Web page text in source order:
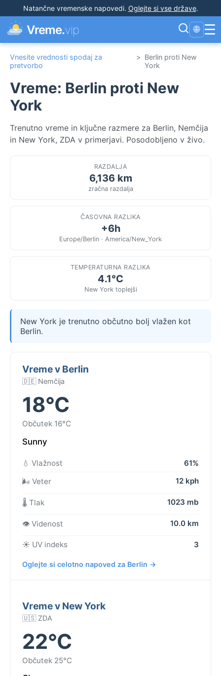
Natančne vremenske napovedi. Oglejte si vse države.
Vreme.vip 🌐 ☰
Vnesite vrednosti spodaj za
pretvorbo
> Berlin proti New
York
Vreme: Berlin proti New
York
Trenutno vreme in ključne razmere za Berlin, Nemčija
in New York, ZDA v primerjavi. Posodobljeno v živo.
RAZDALJA
6,136 km
zračna razdalja
ČASOVNA RAZLIKA
+6h
Europe/Berlin · America/New_York
TEMPERATURNA RAZLIKA
4.1°C
New York toplejši
New York je trenutno občutno bolj vlažen kot
Berlin.
Vreme v Berlin
🇩🇪 Nemčija
18°C
Občutek 16°C
Sunny
💧 Vlažnost
61%
🌬️ Veter
12 kph
🌡️ Tlak 1023 mb
👁️ Videnost 10.0 km
☀️ UV indeks 3
Oglejte si celotno napoved za Berlin →
Vreme v New York
🇺🇸 ZDA
22°C
Občutek 25°C